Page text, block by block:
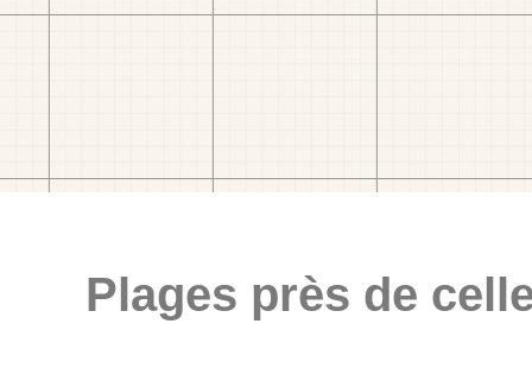
Plages près de